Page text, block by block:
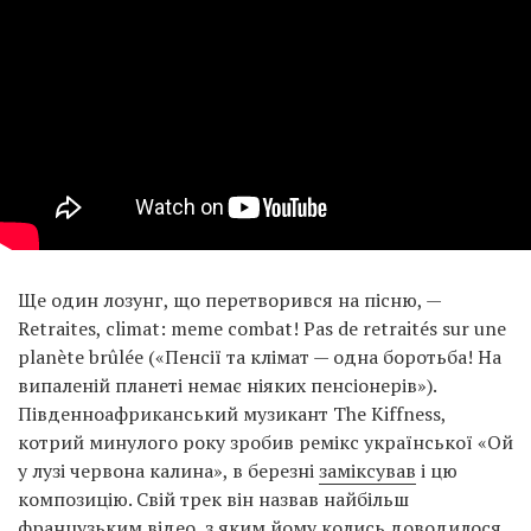
Ще один лозунг, що перетворився на пісню, —
Retraites, climat: meme combat! Pas de retraités sur une
planète brûlée («Пенсії та клімат — одна боротьба! На
випаленій планеті немає ніяких пенсіонерів»).
Південноафриканський музикант The Kiffness,
котрий минулого року зробив ремікс української «Ой
у лузі червона калина», в березнізаміксував і цю
композицію. Свій трек він назвав найбільш